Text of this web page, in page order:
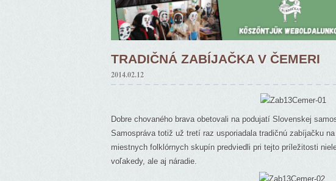
TRADIČNÁ ZABÍJAČKA V ČEMERI
2014.02.12
Dobre chovaného brava obetovali na podujatí Slovenskej
Samospráva totiž už tretí raz usporiadala tradičnú zabíjačku
miestnych folklórnych skupín predviedli pri tejto príležitosti
voľakedy, ale aj náradie.